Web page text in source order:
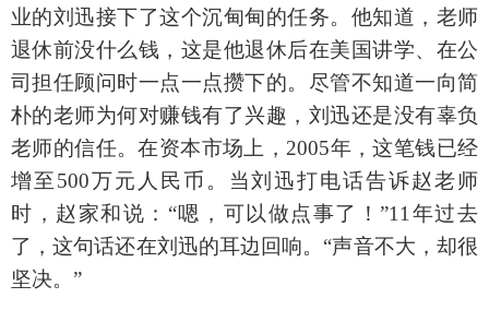
业的刘迅接下了这个沉甸甸的任务。他知道，老师
退休前没什么钱，这是他退休后在美国讲学、在公
司担任顾问时一点一点攒下的。尽管不知道一向简
朴的老师为何对赚钱有了兴趣，刘迅还是没有辜负
老师的信任。在资本市场上，2005年，这笔钱已经
增至500万元人民币。当刘迅打电话告诉赵老师
时，赵家和说：“嗯，可以做点事了！”11年过去
了，这句话还在刘迅的耳边回响。“声音不大，却很
坚决。”